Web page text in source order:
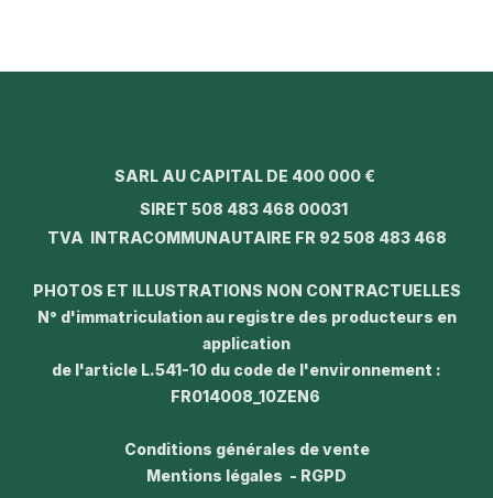
SARL AU CAPITAL DE 400 000 €
SIRET 508 483 468 00031
TVA INTRACOMMUNAUTAIRE FR 92 508 483 468
PHOTOS ET ILLUSTRATIONS NON CONTRACTUELLES
N° d'immatriculation au registre des producteurs en
application
de l'article L.541-10 du code de l'environnement :
FR014008_10ZEN6
Conditions générales de vente
Mentions légales - RGPD